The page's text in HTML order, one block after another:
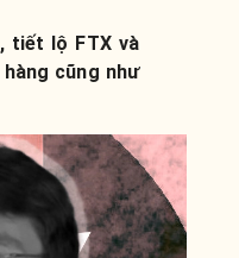
tiết lộ FTX và
cũng như